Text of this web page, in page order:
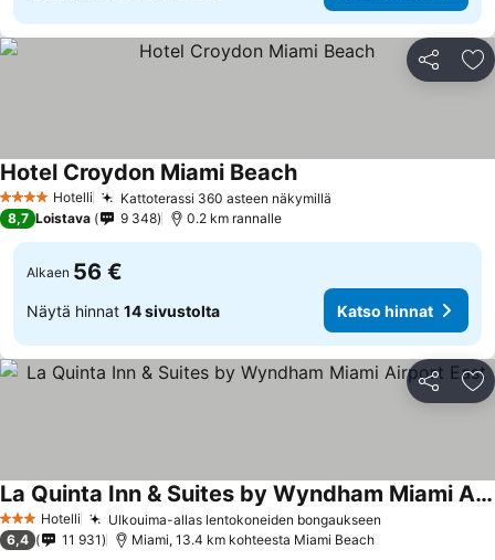
Jaa
4 Tähtiluokitus
Hotelli Kattoterassi 360 asteen näkymillä
Hotel Croydon Miami BeachKatso hinnat
8,7 Loistava 9 348 0.2 km rannalle
Alkaen 56 €
Näytä hinnat 14 sivustolta Katso hinnat
Jaa
3 Tähtiluokitus
Hotelli Ulkouima-allas lentokoneiden bongaukseen
La Quinta Inn & Suites by Wyndham Miami Airport East
Katso hinnat
6,4 11 931 Miami, 13.4 km kohteesta Miami Beach